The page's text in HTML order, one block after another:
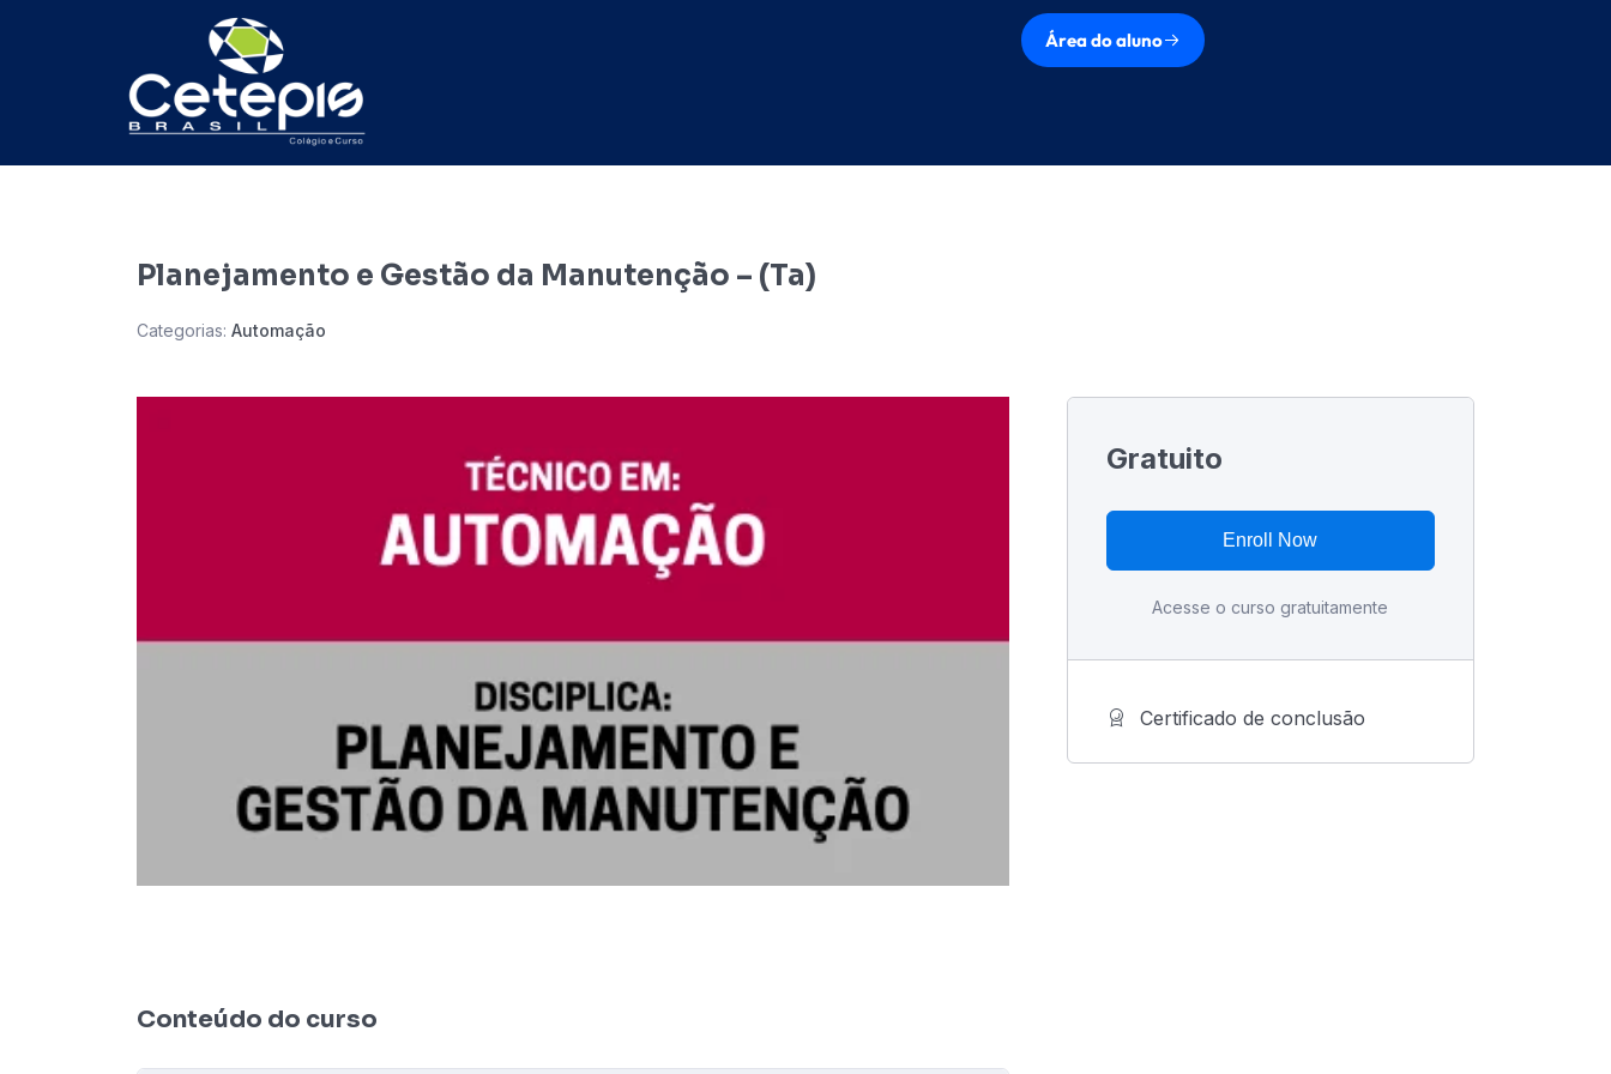
Área do aluno
Planejamento e Gestão da Manutenção – (Ta)
Categorias: Automação
Conteúdo do curso
Gratuito
Enroll Now
Acesse o curso gratuitamente
Certificado de conclusão